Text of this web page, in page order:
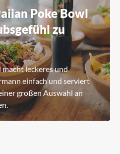
Poke Bowl
zu
leckeres und
einfach und serviert
großen Auswahl an